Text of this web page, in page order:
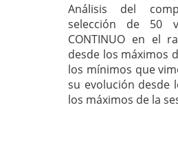
Análisis del
selección de 50
CONTINUO en el
desde los máximos
los mínimos que
su evolución desde
los máximos de la